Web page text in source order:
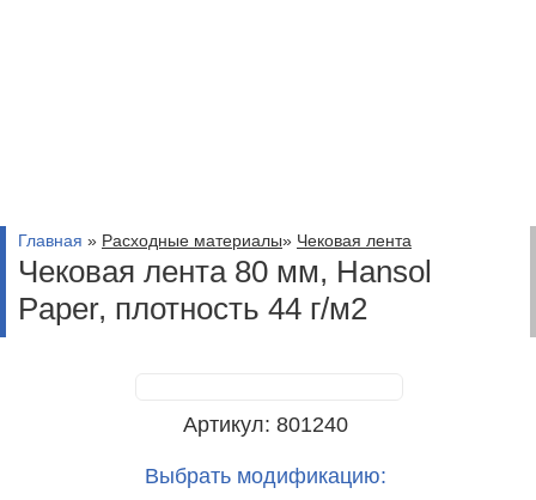
Главная » Расходные материалы» Чековая лента
Чековая лента 80 мм, Hansol
Paper, плотность 44 г/м2
Артикул: 801240
Выбрать модификацию: